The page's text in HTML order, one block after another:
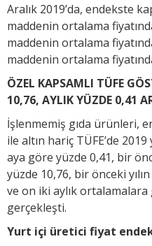
Aralık 2019’da, endekste
maddenin ortalama
maddenin ortalama
maddenin ortalama
ÖZEL KAPSAMLI TÜFE
10,76, AYLIK YÜZDE 0,41
İşlenmemiş gıda ürünleri,
ile altın hariç TÜFE’de 2019
aya göre yüzde 0,41, bir
yüzde 10,76, bir önceki
ve on iki aylık ortalamalara
gerçekleşti.
Yurt içi üretici fiyat